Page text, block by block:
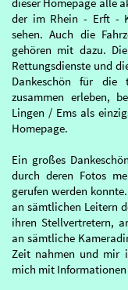
der im Rhein - Erft -
sehen. Auch die
gehören mit dazu.
Rettungsdienste und
Dankeschön für
zusammen erleben,
Lingen / Ems als
Homepage.
Ein großes
durch deren Fotos
gerufen werden
an sämtlichen Leitern
ihren Stellvertretern,
an sämtliche
Zeit nahmen und mir
mich mit Informationen